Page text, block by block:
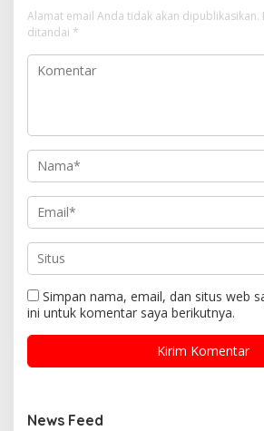
Alamat email Anda tidak akan dipublikasikan.
ditandai *
Simpan nama, email, dan situs web
ini untuk komentar saya berikutnya.
News Feed